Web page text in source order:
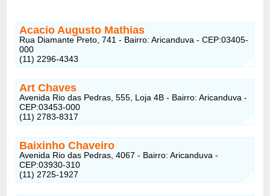
Acacio Augusto Mathias
Rua Diamante Preto, 741 - Bairro: Aricanduva - CEP:03405-
000
(11) 2296-4343
Art Chaves
Avenida Rio das Pedras, 555, Loja 4B - Bairro: Aricanduva -
CEP:03453-000
(11) 2783-8317
Baixinho Chaveiro
Avenida Rio das Pedras, 4067 - Bairro: Aricanduva -
CEP:03930-310
(11) 2725-1927